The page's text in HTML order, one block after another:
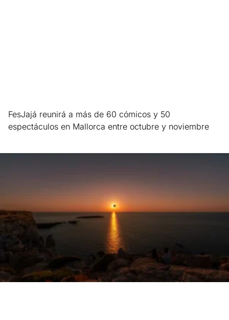
FesJajá reunirá a más de 60 cómicos y 50
espectáculos en Mallorca entre octubre y noviembre